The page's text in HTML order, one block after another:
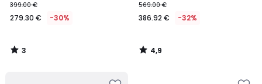
399.00 €
279.30 € -30%
3
/
569.00 €
386.92 € -32%
4,9
/